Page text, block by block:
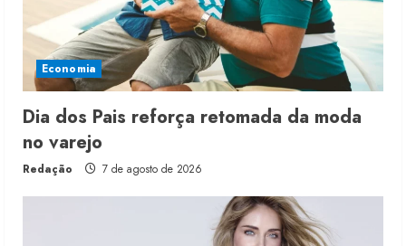
Economia
Dia dos Pais reforça retomada da moda
no varejo
Redação 7 de agosto de 2026